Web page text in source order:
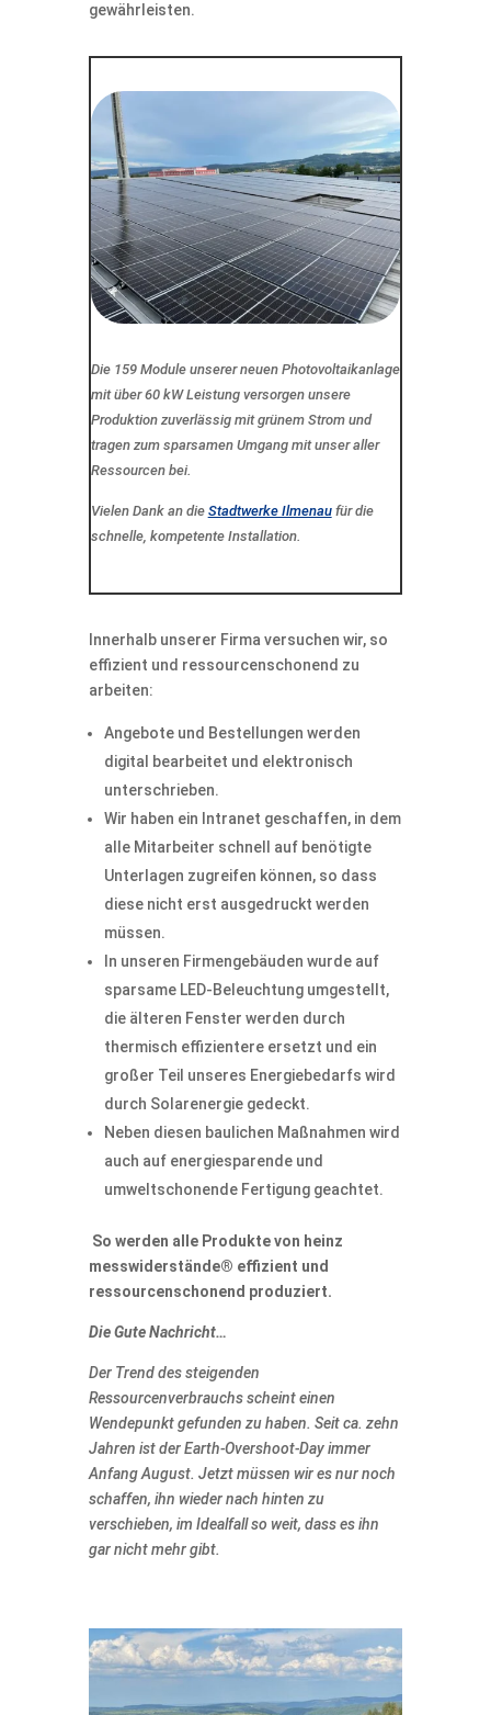
gewährleisten.
Die 159 Module unserer neuen Photovoltaikanlage
mit über 60 kW Leistung versorgen unsere
Produktion zuverlässig mit grünem Strom und
tragen zum sparsamen Umgang mit unser aller
Ressourcen bei.
Vielen Dank an die Stadtwerke Ilmenaufür die
schnelle, kompetente Installation.
Innerhalb unserer Firma versuchen wir, so
effizient und ressourcenschonend zu
arbeiten:
Angebote und Bestellungen werden
digital bearbeitet und elektronisch
unterschrieben.
Wir haben ein Intranet geschaffen, in dem
alle Mitarbeiter schnell auf benötigte
Unterlagen zugreifen können, so dass
diese nicht erst ausgedruckt werden
müssen.
In unseren Firmengebäuden wurde auf
sparsame LED-Beleuchtung umgestellt,
die älteren Fenster werden durch
thermisch effizientere ersetzt und ein
großer Teil unseres Energiebedarfs wird
durch Solarenergie gedeckt.
Neben diesen baulichen Maßnahmen wird
auch auf energiesparende und
umweltschonende Fertigung geachtet.
So werden alle Produkte von heinz
messwiderstände® effizient und
ressourcenschonend produziert.
Die Gute Nachricht…
Der Trend des steigenden
Ressourcenverbrauchs scheint einen
Wendepunkt gefunden zu haben. Seit ca. zehn
Jahren ist der Earth-Overshoot-Day immer
Anfang August. Jetzt müssen wir es nur noch
schaffen, ihn wieder nach hinten zu
verschieben, im Idealfall so weit, dass es ihn
gar nicht mehr gibt.